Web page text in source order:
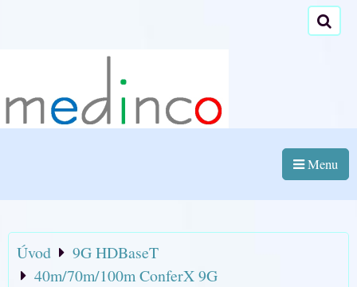
Menu
Úvod
9G HDBaseT
40m/70m/100m ConferX 9G